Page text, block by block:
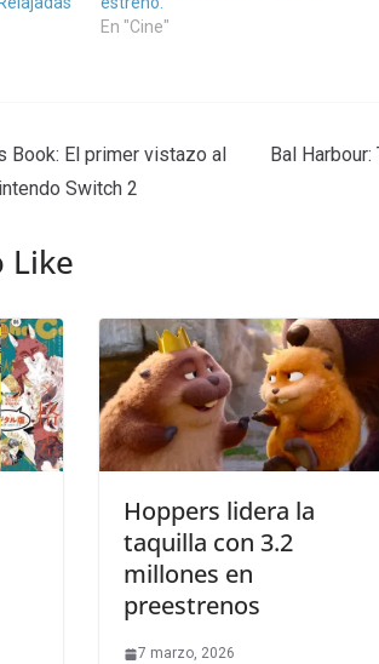
En "Cine"
Book: El primer vistazo al
Switch 2
Bal
Like
Hoppers lidera la
taquilla con 3.2
millones en
preestrenos
7 marzo, 2026